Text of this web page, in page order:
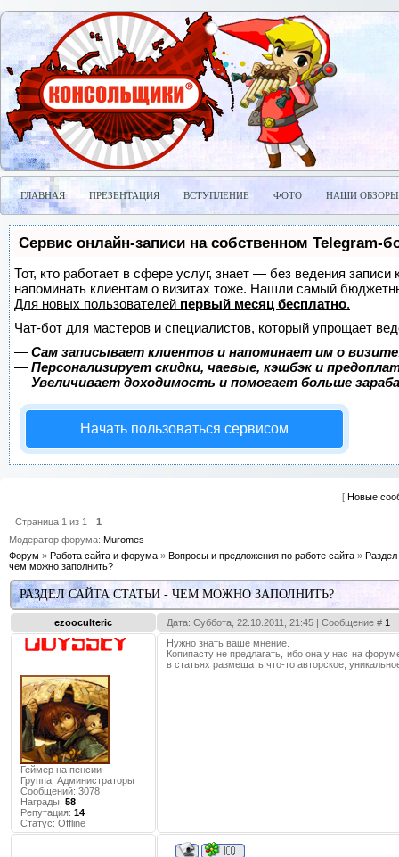
ГЛАВНАЯ ПРЕЗЕНТАЦИЯ ВСТУПЛЕНИЕ ФОТО НАШИ ОБЗОРЫ
Сервис онлайн-записи на собственном Telegram-
Тот, кто работает в сфере услуг, знает — без ведения
напоминать клиентам о визитах тоже. Нашли самый
Для новых пользователей первый месяц бесплатно.
Чат-бот для мастеров и специалистов, который упрощает
— Сам записывает клиентов и напоминает им о
— Персонализирует скидки, чаевые, кэшбэк и
— Увеличивает доходимость и помогает больше
Начать пользоваться сервисом
[ Новые
Страница 1 из 1
1
Модератор форума: Muromes
Форум » Работа сайта и форума » Вопросы и предложения по работе сайта »
чем можно заполнить?
РАЗДЕЛ САЙТА СТАТЬИ - ЧЕМ МОЖНО ЗАПОЛНИТЬ?
ezooculteric Дата: Суббота, 22.10.2011, 21:45 | Сообщение # 1
Геймер на пенсии
Группа: Администраторы
Сообщений: 3078
Награды: 58
Репутация: 14
Статус: Offline
Нужно знать ваше мнение.
Копипасту не предлагать, ибо она у нас на
в статьях размещать что-то авторское,